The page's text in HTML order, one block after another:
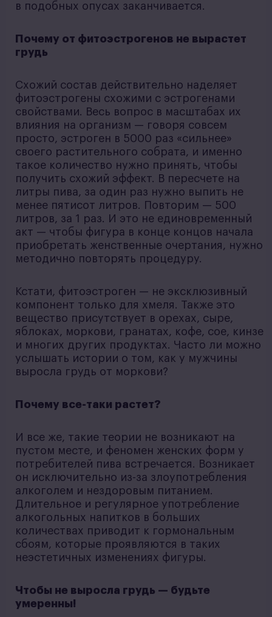
в подобных опусах заканчивается.
Почему от фитоэстрогенов не вырастет
грудь
Схожий состав действительно наделяет
фитоэстрогены схожими с эстрогенами
свойствами. Весь вопрос в масштабах их
влияния на организм — говоря совсем
просто, эстроген в 5000 раз «сильнее»
своего растительного собрата, и именно
такое количество нужно принять, чтобы
получить схожий эффект. В пересчете на
литры пива, за один раз нужно выпить не
менее пятисот литров. Повторим — 500
литров, за 1 раз. И это не единовременный
акт — чтобы фигура в конце концов начала
приобретать женственные очертания, нужно
методично повторять процедуру.
Кстати, фитоэстроген — не эксклюзивный
компонент только для хмеля. Также это
вещество присутствует в орехах, сыре,
яблоках, моркови, гранатах, кофе, сое, кинзе
и многих других продуктах. Часто ли можно
услышать истории о том, как у мужчины
выросла грудь от моркови?
Почему все-таки растет?
И все же, такие теории не возникают на
пустом месте, и феномен женских форм у
потребителей пива встречается. Возникает
он исключительно из-за злоупотребления
алкоголем и нездоровым питанием.
Длительное и регулярное употребление
алкогольных напитков в больших
количествах приводит к гормональным
сбоям, которые проявляются в таких
неэстетичных изменениях фигуры.
Чтобы не выросла грудь — будьте
умеренны!